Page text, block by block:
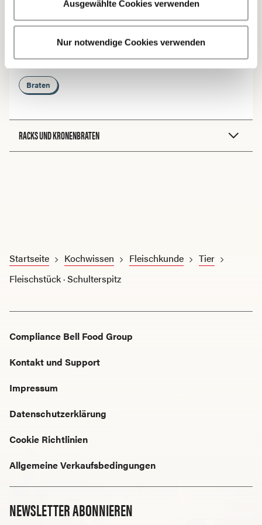
Ausgewählte Cookies verwenden
Nur notwendige Cookies verwenden
ZUBEREITUNG
Braten
RACKS UND KRONENBRATEN
Startseite Kochwissen Fleischkunde
Tier
Fleischstück · Schulterspitz
NEWSLETTER ABONNIEREN
Compliance Bell Food Group
Kontakt und Support
Impressum
Datenschutzerklärung
Cookie Richtlinien
Allgemeine Verkaufsbedingungen